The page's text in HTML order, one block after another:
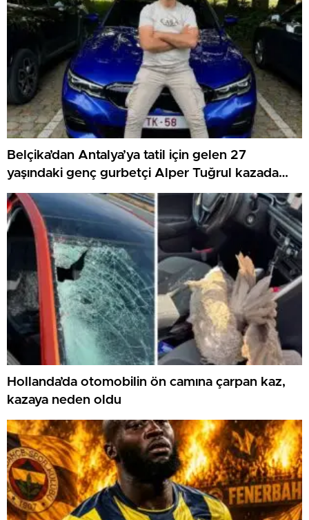
Belçika’dan Antalya’ya tatil için gelen 27
yaşındaki genç gurbetçi Alper Tuğrul kazada
hayatını kaybetti
Hollanda’da otomobilin ön camına çarpan kaz,
kazaya neden oldu